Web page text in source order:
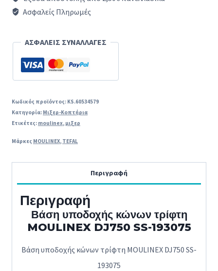
MOULINEX
original
Ασφαλείς Πληρωμές
ΑΣΦΑΛΕΙΣ ΣΥΝΑΛΛΑΓΕΣ
Κωδικός προϊόντος: KS.60534579
Κατηγορία: Μιξερ-Κοπτήρια
Ετικέτες: moulinex, μιξερ
Μάρκες MOULINEX, TEFAL
Περιγραφή
Περιγραφή
Βάση υποδοχής κώνων τρίφτη
MOULINEX DJ750 SS-193075
Βάση υποδοχής κώνων τρίφτη MOULINEX DJ750 SS-
193075